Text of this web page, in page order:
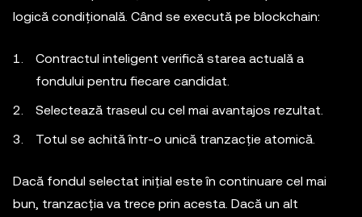
logică condițională. Când se execută pe blockchain:
Contractul inteligent verifică starea actuală a
fondului pentru fiecare candidat.
Selectează traseul cu cel mai avantajos rezultat.
Totul se achită într-o unică tranzacție atomică.
Dacă fondul selectat inițial este în continuare cel mai
bun, tranzacția va trece prin acesta. Dacă un alt